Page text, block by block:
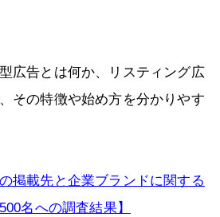
広告とは何か、リスティング広
その特徴や始め方を分かりやす
掲載先と企業ブランドに関する
名への調査結果】